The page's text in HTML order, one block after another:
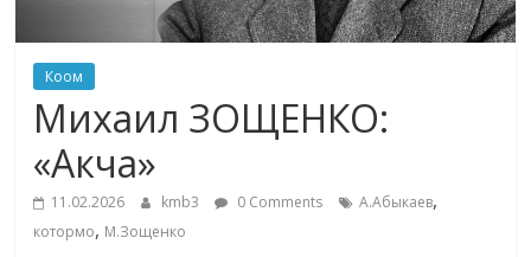
Коом
Михаил ЗОЩЕНКО:
«Акча»
11.02.2026 kmb3 0 Comments А.Абыкаев,
котормо, М.Зощенко